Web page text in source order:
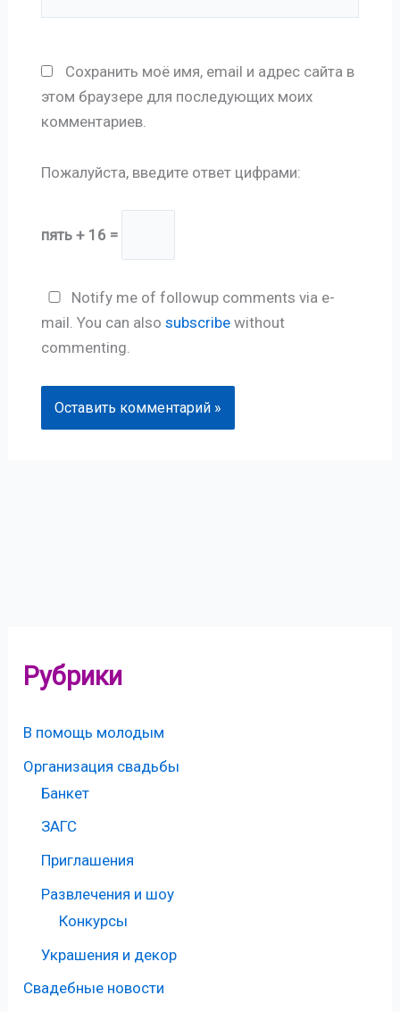
Сохранить моё имя, email и адрес сайта в
этом браузере для последующих моих
комментариев.
Пожалуйста, введите ответ цифрами:
пять + 16 =
Notify me of followup comments via e-
mail. You can also subscribewithout
commenting.
Рубрики
В помощь молодым
Организация свадьбы
Банкет
ЗАГС
Приглашения
Развлечения и шоу
Конкурсы
Украшения и декор
Свадебные новости